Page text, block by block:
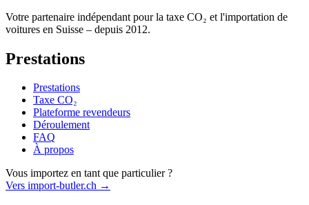
Votre partenaire indépendant pour la taxe CO₂ et l'importation de
voitures en Suisse – depuis 2012.
Prestations
Prestations
Taxe CO₂
Plateforme revendeurs
Déroulement
FAQ
À propos
Vous importez en tant que particulier ?
Vers import-butler.ch →